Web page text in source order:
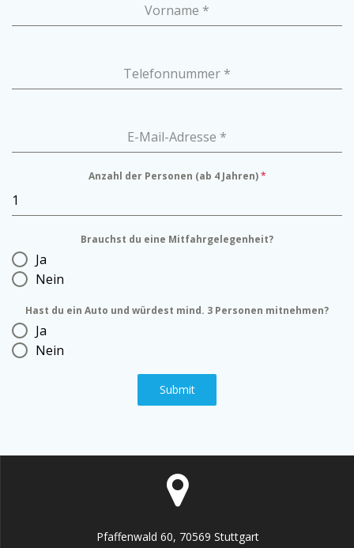
Vorname *
Telefonnummer *
E-Mail-Adresse *
Anzahl der Personen (ab 4 Jahren)*
Brauchst du eine Mitfahrgelegenheit?
Ja
Nein
Hast du ein Auto und würdest mind. 3 Personen mitnehmen?
Ja
Nein
Submit
Pfaffenwald 60, 70569 Stuttgart